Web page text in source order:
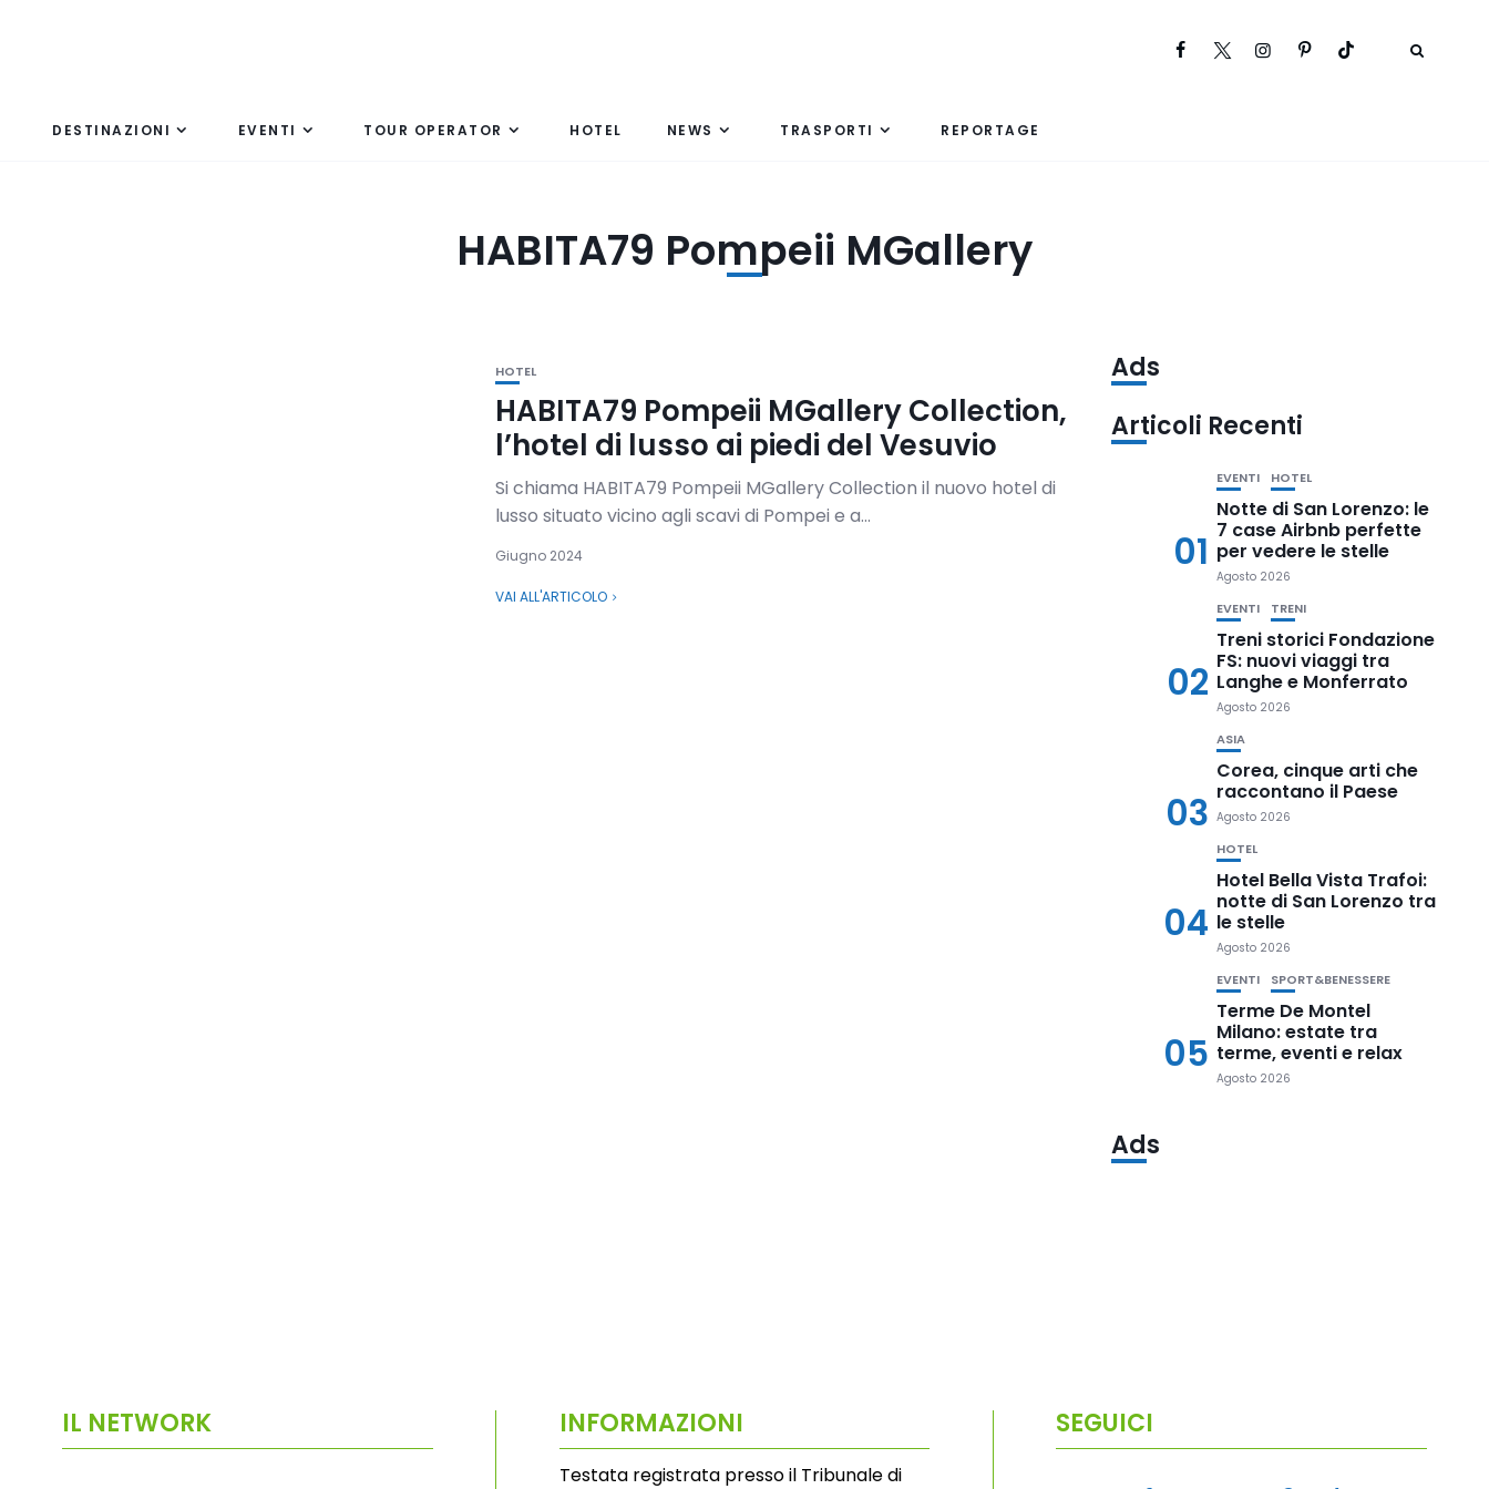
DESTINAZIONI EVENTI TOUR OPERATOR HOTEL NEWS TRASPORTI REPORTAGE
HABITA79 Pompeii MGallery
HOTEL
HABITA79 Pompeii MGallery Collection,
l’hotel di lusso ai piedi del Vesuvio
Si chiama HABITA79 Pompeii MGallery Collection il nuovo hotel di
lusso situato vicino agli scavi di Pompei e a...
Giugno 2024
VAI ALL'ARTICOLO
Ads
Articoli Recenti
01
EVENTI HOTEL
Notte di San Lorenzo: le
7 case Airbnb perfette
per vedere le stelle
Agosto 2026
02
EVENTI TRENI
Treni storici Fondazione
FS: nuovi viaggi tra
Langhe e Monferrato
Agosto 2026
03
ASIA
Corea, cinque arti che
raccontano il Paese
Agosto 2026
04
HOTEL
Hotel Bella Vista Trafoi:
notte di San Lorenzo tra
le stelle
Agosto 2026
05
EVENTI SPORT&BENESSERE
Terme De Montel
Milano: estate tra
terme, eventi e relax
Agosto 2026
Ads
IL NETWORK INFORMAZIONI
Testata registrata presso il Tribunale di
SEGUICI